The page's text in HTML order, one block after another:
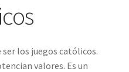
los juegos católicos.
valores. Es un